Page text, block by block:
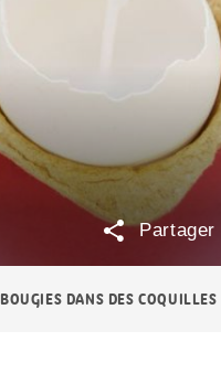
BOUGIES DANS DES
Partager